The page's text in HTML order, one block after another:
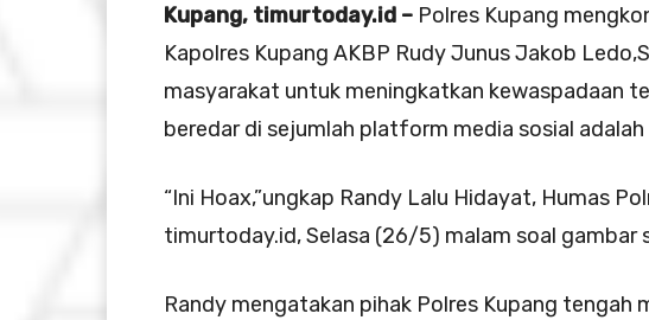
Kupang, timurtoday.id – Polres Kupang
Kapolres Kupang AKBP Rudy Junus Jakob
masyarakat untuk meningkatkan kewaspadaan
beredar di sejumlah platform media sosial adalah
“Ini Hoax,”ungkap Randy Lalu Hidayat, Humas
timurtoday.id, Selasa (26/5) malam soal gambar
Randy mengatakan pihak Polres Kupang tengah